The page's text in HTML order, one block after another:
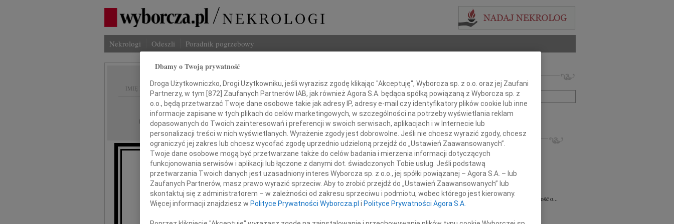
Nekrologi Odeszli Poradnik pogrzebowy
IMIĘ I NAZWISKO:
REGION: Radom
DATA EMISJI: 25.09.2012
Pawłowi Łodydze
wyrazy głębokiego żalu i współczucia z powodu śmierci
Imię i nazwisko lub numer ogłoszenia:
+ szukanie zaawansowane
INNE NEKROLOGI
06.08.2026Radom
Annie Ciskowskiej wyrazy najgłębszego...
Zdzisław Maszkiewicz
Z ogromnym smutkiem i żalem przyjąłem...
Danuta Grabowska
07.07.2026
Z ogromnym smutkiem przyjęliśmy wiadomość o...
26.05.2026
Panu Dariuszowi Piątkowi Dyrektorowi...
Dbamy o Twoją prywatność
Droga Użytkowniczko, Drogi Użytkowniku, jeśli wyrazisz zgodę klikając "Akceptuję", Wyborcza sp. z o.o. oraz jej Zaufani
Partnerzy, w tym [872] Zaufanych Partnerów IAB, jak również Agora S.A. będąca spółką powiązaną z Wyborcza sp. z
o.o., będą przetwarzać Twoje dane osobowe takie jak adresy IP, adresy e-mail czy identyfikatory plików cookie lub inne
informacje zapisane w tych plikach do celów marketingowych, w szczególności na potrzeby wyświetlania reklam
dopasowanych do Twoich zainteresowań i preferencji w swoich serwisach, aplikacjach i w Internecie lub
personalizacji treści w nich wyświetlanych. Wyrażenie zgody jest dobrowolne. Jeśli nie chcesz wyrazić zgody, chcesz
ograniczyć jej zakres lub chcesz wycofać zgodę uprzednio udzieloną przejdź do „Ustawień Zaawansowanych”.
Twoje dane osobowe mogą być przetwarzane także do celów badania i mierzenia informacji dotyczących
funkcjonowania serwisów i aplikacji lub łączone z danymi dot. świadczonych Tobie usług. Jeśli podstawą
przetwarzania Twoich danych jest uzasadniony interes Wyborcza sp. z o.o., jej spółki powiązanej – Agora S.A. – lub
Zaufanych Partnerów, masz prawo wyrazić sprzeciw. Aby to zrobić przejdź do „Ustawień Zaawansowanych” lub
skontaktuj się z administratorem – w zależności od zakresu sprzeciwu i podmiotu, wobec którego jest kierowany.
Więcej informacji znajdziesz w Polityce Prywatności Wyborcza.pl i Polityce Prywatności Agora S.A.